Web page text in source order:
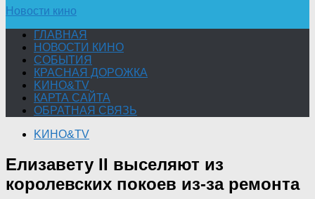
Новости кино
ГЛАВНАЯ
НОВОСТИ КИНО
СОБЫТИЯ
КРАСНАЯ ДОРОЖКА
KИНО&TV
КАРТА САЙТА
ОБРАТНАЯ СВЯЗЬ
KИНО&TV
Елизавету II выселяют из
королевских покоев из-за ремонта